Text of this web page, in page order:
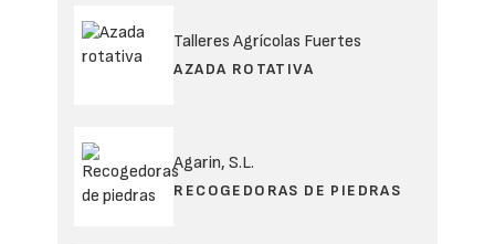
Talleres Agrícolas Fuertes
AZADA ROTATIVA
Agarin, S.L.
RECOGEDORAS DE PIEDRAS